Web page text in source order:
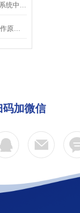
码加微信